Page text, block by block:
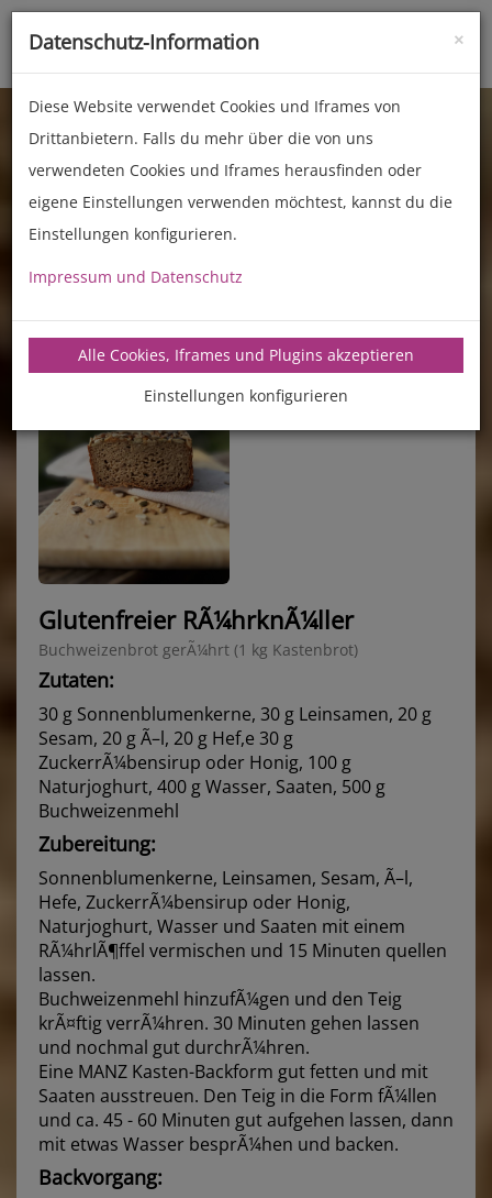
Toggle
Glutenfreier RÃ¼hrknÃ¼ller
Buchweizenbrot gerÃ¼hrt (1 kg Kastenbrot)
Zutaten:
30 g Sonnenblumenkerne, 30 g Leinsamen, 20 g
Sesam, 20 g Ã–l, 20 g Hef,e 30 g
ZuckerrÃ¼bensirup oder Honig, 100 g
Naturjoghurt, 400 g Wasser, Saaten, 500 g
Buchweizenmehl
Zubereitung:
Sonnenblumenkerne, Leinsamen, Sesam, Ã–l,
Hefe, ZuckerrÃ¼bensirup oder Honig,
Naturjoghurt, Wasser und Saaten mit einem
RÃ¼hrlÃ¶ffel vermischen und 15 Minuten quellen
lassen.
Buchweizenmehl hinzufÃ¼gen und den Teig
krÃ¤ftig verrÃ¼hren. 30 Minuten gehen lassen
und nochmal gut durchrÃ¼hren.
Eine MANZ Kasten-Backform gut fetten und mit
Saaten ausstreuen. Den Teig in die Form fÃ¼llen
und ca. 45 - 60 Minuten gut aufgehen lassen, dann
mit etwas Wasser besprÃ¼hen und backen.
Backvorgang:
×
Datenschutz-Information
Diese Website verwendet Cookies und Iframes von
Drittanbietern. Falls du mehr über die von uns
verwendeten Cookies und Iframes herausfinden oder
eigene Einstellungen verwenden möchtest, kannst du die
Einstellungen konfigurieren.
Impressum und Datenschutz
Alle Cookies, Iframes und Plugins akzeptieren
Einstellungen konfigurieren